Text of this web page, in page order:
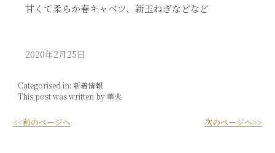
甘くて柔らか春キャベツ、新玉ねぎなどなど
2020年2月25日
Categorised in: 新着情報
This post was written by 華火
<<前のページへ 次のページへ>>